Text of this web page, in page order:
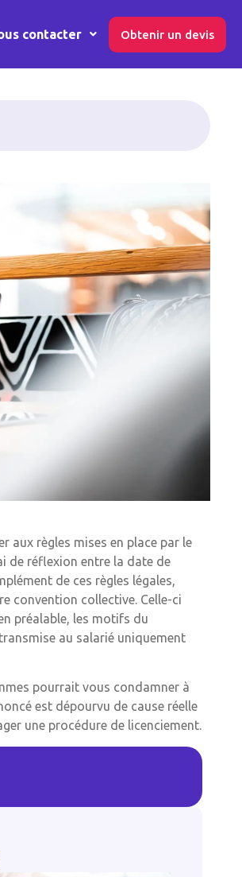
contacter Obtenir un devis
aux règles mises en place par le
de réflexion entre la date de
de ces règles légales,
convention collective. Celle-ci
préalable, les motifs du
au salarié uniquement
pourrait vous condamner à
est dépourvu de cause réelle
une procédure de licenciement.